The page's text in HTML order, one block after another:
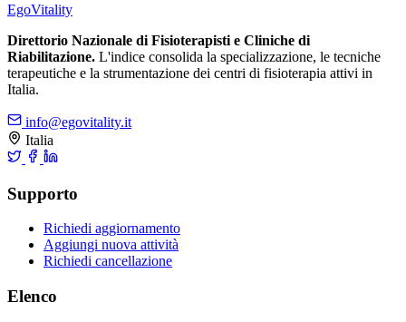
EgoVitality
Direttorio Nazionale di Fisioterapisti e Cliniche di
Riabilitazione. L'indice consolida la specializzazione, le tecniche
terapeutiche e la strumentazione dei centri di fisioterapia attivi in
Italia.
info@egovitality.it
Italia
Supporto
Richiedi aggiornamento
Aggiungi nuova attività
Richiedi cancellazione
Elenco